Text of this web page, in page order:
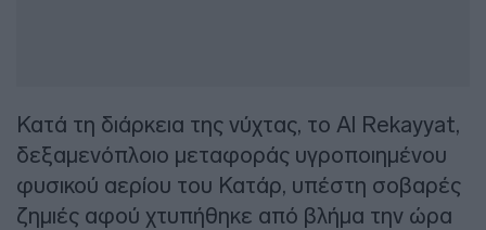
Κατά τη διάρκεια της νύχτας, το Al Rekayyat,
δεξαμενόπλοιο μεταφοράς υγροποιημένου
φυσικού αερίου του Κατάρ, υπέστη σοβαρές
ζημιές αφού χτυπήθηκε από βλήμα την ώρα